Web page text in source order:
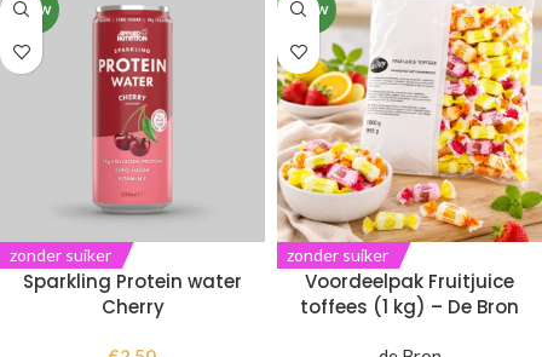
NIEUW
zonder suiker
Sparkling Protein water
Cherry
NIEUW
zonder suiker
Voordeelpak Fruitjuice
toffees (1 kg) – De Bron